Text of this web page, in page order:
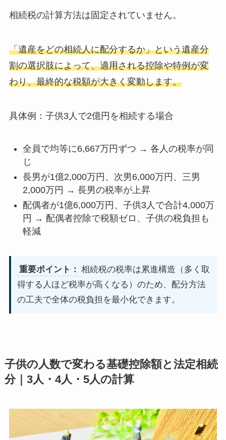
相続税の計算方法は固定されていません。
「遺産をどの相続人に配分するか」という遺産分
割の選択肢によって、適用される控除や特例が変
わり、最終的な税額が大きく変動します。
具体例：子供3人で2億円を相続する場合
全員で均等に6,667万円ずつ → 各人の税率が同
じ
長男が1億2,000万円、次男6,000万円、三男
2,000万円 → 長男の税率が上昇
配偶者が1億6,000万円、子供3人で合計4,000万
円 → 配偶者控除で税額ゼロ、子供の税負担も
軽減
重要ポイント： 相続税の税率は累進構造（多く取
得する人ほど税率が高くなる）のため、配分方法
の工夫で全体の税負担を最小化できます。
子供の人数で変わる基礎控除額と法定相続
分｜3人・4人・5人の計算